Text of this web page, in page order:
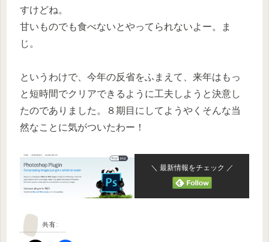
すけどね。
甘いものでも食べないとやってられないよー。ま
じ。
というわけで、今年の反省をふまえて、来年はもっ
と短時間でクリアできるように工夫しようと決意し
たのでありました。８期目にしてようやくそんな当
然なことに気がついたわー！
＼ 最新情報をチェック ／
共有: